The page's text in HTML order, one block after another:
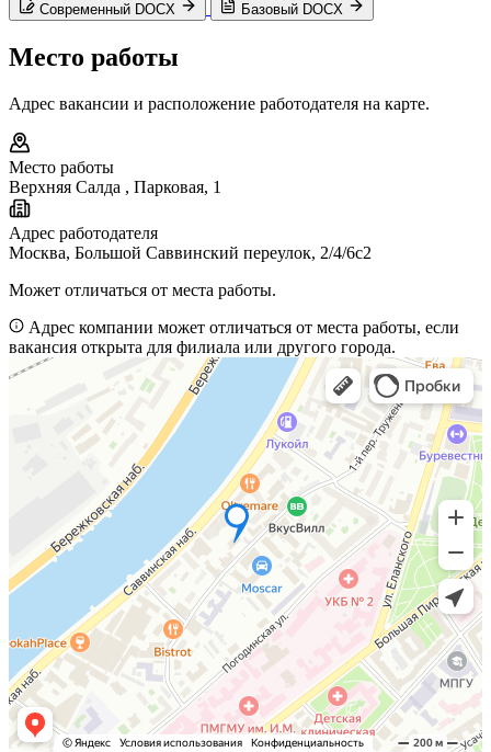
Современный DOCX Базовый DOCX
Место работы
Адрес вакансии и расположение работодателя на карте.
Место работы
Верхняя Салда , Парковая, 1
Адрес работодателя
Москва, Большой Саввинский переулок, 2/4/6с2
Может отличаться от места работы.
Адрес компании может отличаться от места работы, если
вакансия открыта для филиала или другого города.